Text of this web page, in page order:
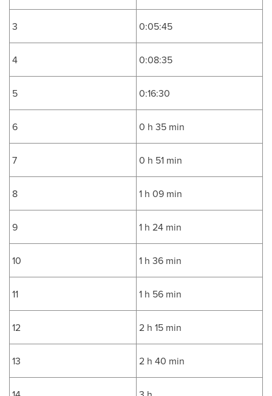
3 0:05:45
4 0:08:35
5 0:16:30
6 0 h 35 min
7 0 h 51 min
8 1 h 09 min
9 1 h 24 min
10 1 h 36 min
11 1 h 56 min
12 2 h 15 min
13 2 h 40 min